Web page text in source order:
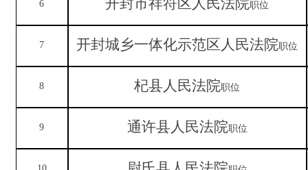
6 开封市祥符区人民法院职位
7 开封城乡一体化示范区人民法院职位
8 杞县人民法院职位
9 通许县人民法院职位